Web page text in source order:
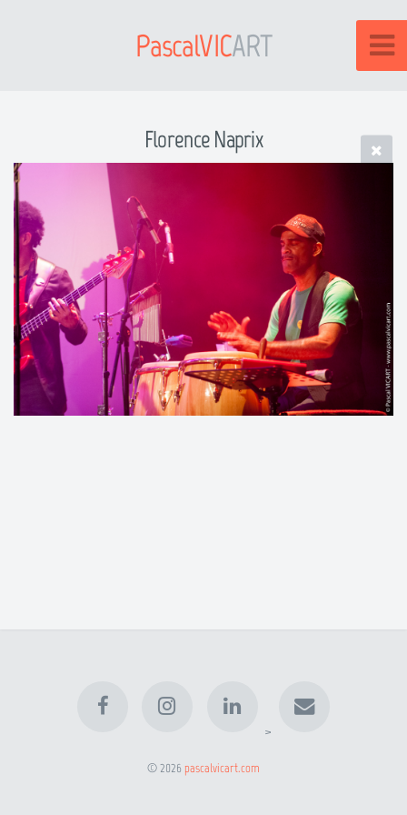
PascalVICART
Florence Naprix
>
© 2026 pascalvicart.com